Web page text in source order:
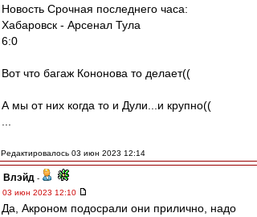
Новость Срочная последнего часа:
Хабаровск - Арсенал Тула
6:0
Вот что багаж Кононова то делает((
А мы от них когда то и Дули...и крупно((
Редактировалось 03 июн 2023 12:14
Влэйд -
03 июн 2023 12:10
Да, Акроном подосрали они прилично, надо